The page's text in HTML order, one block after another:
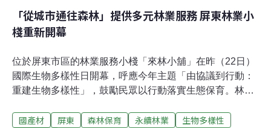
「從城市通往森林」提供多元林業服務 屏東林業小
棧重新開幕
位於屏東市區的林業服務小棧「來林小舖」在昨（22日）
國際生物多樣性日開幕，呼應今年主題「由協議到行動：
重建生物多樣性」，鼓勵民眾以行動落實生態保育。林業
將據點打造成從城市通往森林的捷徑。屏東林管處副處長
國產材 屏東 森林保育 永續林業
生物多樣性